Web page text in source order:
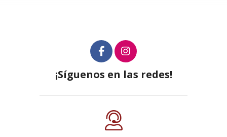
¡Síguenos en las redes!